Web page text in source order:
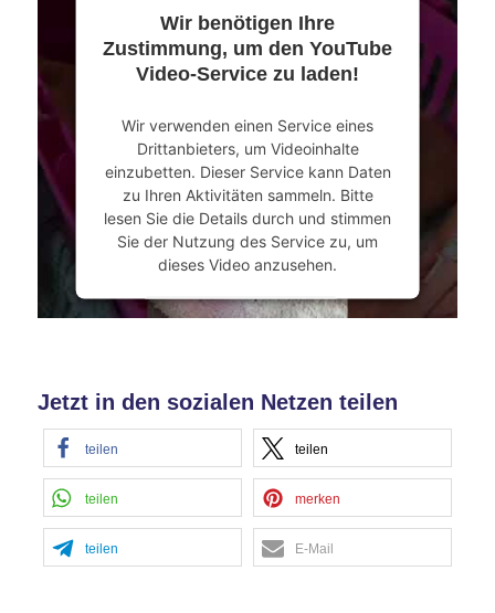
Mehr Informationen
powered byUsercentrics Consent
Management Platform&eRecht24
Wir benötigen Ihre
Zustimmung, um den YouTube
Video-Service zu laden!
Wir verwenden einen Service eines
Drittanbieters, um Videoinhalte
einzubetten. Dieser Service kann Daten
zu Ihren Aktivitäten sammeln. Bitte
lesen Sie die Details durch und stimmen
Sie der Nutzung des Service zu, um
dieses Video anzusehen.
Mehr Informationen
powered byUsercentrics Consent
Management Platform
Jetzt in den sozialen Netzen teilen
teilen teilen
teilen merken
teilen E-Mail